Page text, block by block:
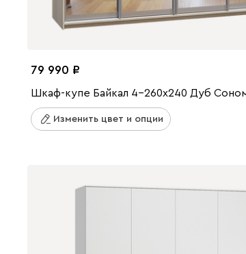
79 990
Изменить цвет и опции